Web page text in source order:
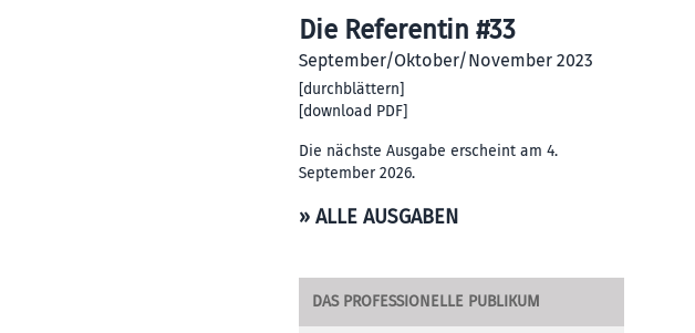
Die Referentin #33
September/Oktober/November 2023
[durchblättern]
[download PDF]
Die nächste Ausgabe erscheint am 4.
September 2026.
» ALLE AUSGABEN
DAS PROFESSIONELLE PUBLIKUM